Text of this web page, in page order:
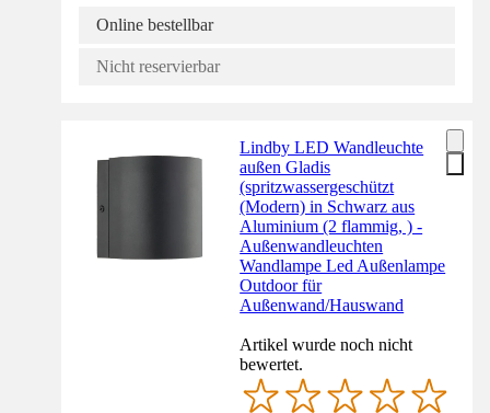
Online bestellbar
Nicht reservierbar
Lindby LED Wandleuchte
außen Gladis
(spritzwassergeschützt
(Modern) in Schwarz aus
Aluminium (2 flammig, ) -
Außenwandleuchten
Wandlampe Led Außenlampe
Outdoor für
Außenwand/Hauswand
Artikel wurde noch nicht
bewertet.